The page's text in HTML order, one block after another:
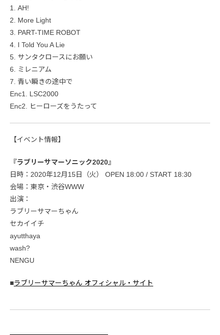
1. AH!
2. More Light
3. PART-TIME ROBOT
4. I Told You A Lie
5. サンタクロースにお願い
6. ミレニアム
7. 青い瞬きの途中で
Enc1. LSC2000
Enc2. ヒーローズをうたって
【イベント情報】
『ラブリーサマーソニック2020』
日時：2020年12月15日（火） OPEN 18:00 / START 18:30
会場：東京・渋谷WWW
出演：
ラブリーサマーちゃん
セカイイチ
ayutthaya
wash?
NENGU
■ラブリーサマーちゃん オフィシャル・サイト